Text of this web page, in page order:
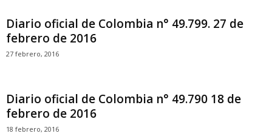
Diario oficial de Colombia n° 49.799. 27 de
febrero de 2016
27 febrero, 2016
Diario oficial de Colombia n° 49.790 18 de
febrero de 2016
18 febrero, 2016